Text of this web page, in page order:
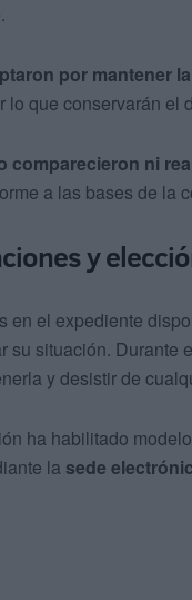
por mantener
lo que conservarán el
comparecieron ni
a las bases de la
y
en el expediente
su situación. Durante
y desistir de
ha habilitado
la sede